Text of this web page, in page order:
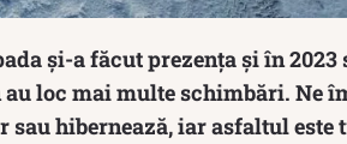
și-a făcut prezența și în
au loc mai multe schimbări. Ne
sau hibernează, iar asfaltul este